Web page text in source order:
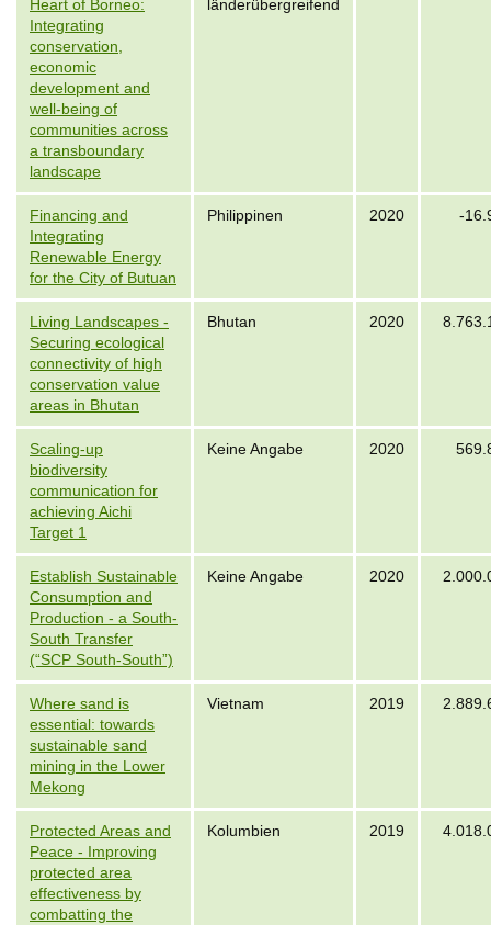
Heart of Borneo:
Integrating
conservation,
economic
development and
well-being of
communities across
a transboundary
landscape
länderübergreifend
Financing and
Integrating
Renewable Energy
for the City of Butuan
Philippinen 2020 -
Living Landscapes -
Securing ecological
connectivity of high
conservation value
areas in Bhutan
Bhutan 2020
Scaling-up
biodiversity
communication for
achieving Aichi
Target 1
Keine Angabe 2020
Establish Sustainable
Consumption and
Production - a South-
South Transfer
(“SCP South-South”)
Keine Angabe 2020
Where sand is
essential: towards
sustainable sand
mining in the Lower
Mekong
Vietnam 2019
Protected Areas and
Peace - Improving
protected area
effectiveness by
combatting the
Kolumbien 2019